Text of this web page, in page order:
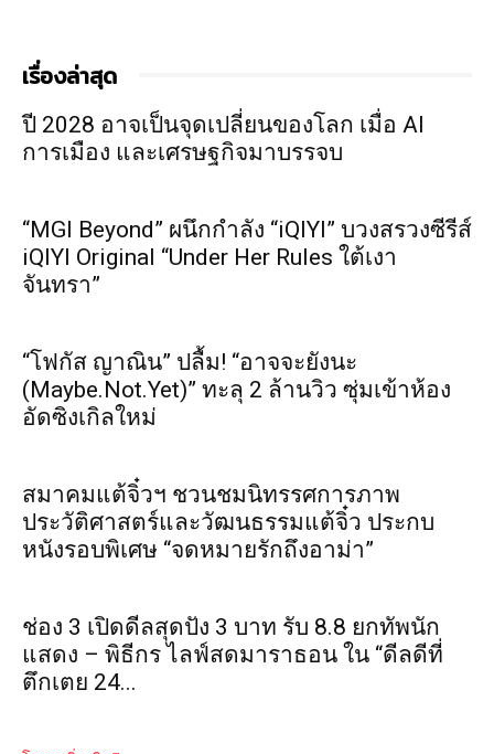
เรื่องล่าสุด
ปี 2028 อาจเป็นจุดเปลี่ยนของโลก เมื่อ AI
การเมือง และเศรษฐกิจมาบรรจบ
“MGI Beyond” ผนึกกำลัง “iQIYI” บวงสรวงซีรีส์
iQIYI Original “Under Her Rules ใต้เงา
จันทรา”
“โฟกัส ญาณิน” ปลื้ม! “อาจจะยังนะ
(Maybe.Not.Yet)” ทะลุ 2 ล้านวิว ซุ่มเข้าห้อง
อัดซิงเกิลใหม่
สมาคมแต้จิ๋วฯ ชวนชมนิทรรศการภาพ
ประวัติศาสตร์และวัฒนธรรมแต้จิ๋ว ประกบ
หนังรอบพิเศษ “จดหมายรักถึงอาม่า”
ช่อง 3 เปิดดีลสุดปัง 3 บาท รับ 8.8 ยกทัพนัก
แสดง – พิธีกร ไลฟ์สดมาราธอน ใน “ดีลดีที่
ตึกเตย 24...